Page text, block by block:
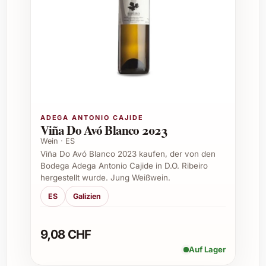
Harmonisch
eingebunden und bestens ausbalanciert
Käse, mediterranen Speisen und
festlichen Menüs
Ausàs Interpretación 2023 eignet sich
hervorragend als Geschenk für besondere
Momente:
Geburtstage von Weinliebhabern
Hochzeiten und Jubiläen
Weihnachts- und Neujahrsfeste
Einzugspartys oder als Dankeschön
ADEGA ANTONIO CAJIDE
Viña Do Avó Blanco 2023
Wein · ES
Viña Do Avó Blanco 2023 kaufen, der von den
Bodega Adega Antonio Cajide in D.O. Ribeiro
hergestellt wurde. Jung Weißwein.
ES Galizien
9,08 CHF
Auf Lager